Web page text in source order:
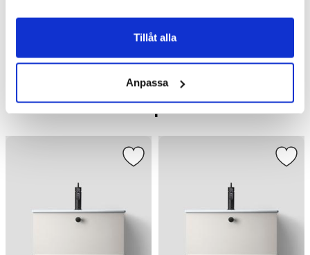
Tillåt alla
Anpassa
Badrumsmöbler
Liknande produkter